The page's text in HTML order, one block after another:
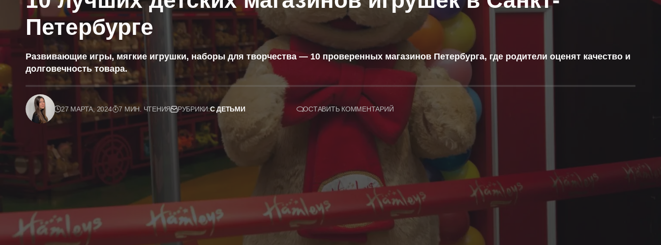
Петербурге
Развивающие игры, мягкие игрушки, наборы для творчества — 10 проверенных магазинов Петербурга, где родители оценят качество и
долговечность товара.
27 МАРТА, 2024 7 МИН. ЧТЕНИЯ РУБРИКИ:С ДЕТЬМИ ОСТАВИТЬ КОММЕНТАРИЙ